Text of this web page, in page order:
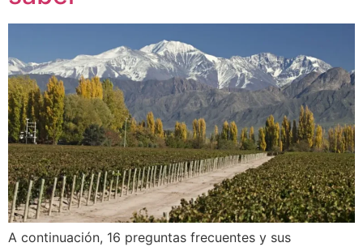
A continuación, 16 preguntas frecuentes y sus